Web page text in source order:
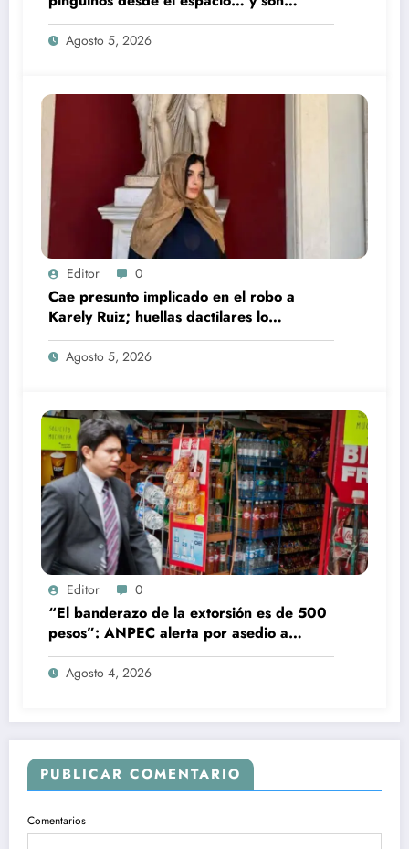
rosados
Agosto 5, 2026
Editor 0
Cae presunto implicado en el robo a
Karely Ruiz; huellas dactilares lo
delataron
Agosto 5, 2026
Editor 0
“El banderazo de la extorsión es de 500
pesos”: ANPEC alerta por asedio a
tienditas
Agosto 4, 2026
PUBLICAR COMENTARIO
Comentarios